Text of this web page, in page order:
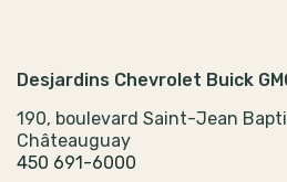
Desjardins Chevrolet Buick
190, boulevard Saint-Jean
Châteauguay
450 691-6000